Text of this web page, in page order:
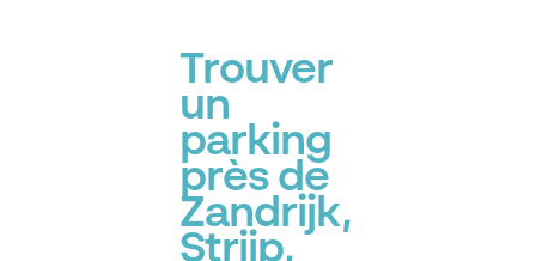
Trouver
un
parking
près de
Zandrijk,
Strijp,